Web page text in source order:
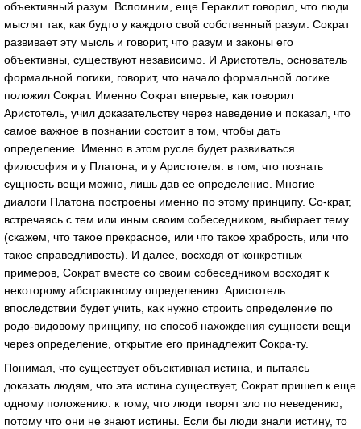
объективный разум. Вспомним, еще Гераклит говорил, что люди
мыслят так, как будто у каждого свой собственный разум. Сократ
развивает эту мысль и говорит, что разум и законы его
объективны, существуют независимо. И Аристотель, основатель
формальной логики, говорит, что начало формальной логике
положил Сократ. Именно Сократ впервые, как говорил
Аристотель, учил доказательству через наведение и показал, что
самое важное в познании состоит в том, чтобы дать
определение. Именно в этом русле будет развиваться
философия и у Платона, и у Аристотеля: в том, что познать
сущность вещи можно, лишь дав ее определение. Многие
диалоги Платона построены именно по этому принципу. Со-крат,
встречаясь с тем или иным своим собеседником, выбирает тему
(скажем, что такое прекрасное, или что такое храбрость, или что
такое справедливость). И далее, восходя от конкретных
примеров, Сократ вместе со своим собеседником восходят к
некоторому абстрактному определению. Аристотель
впоследствии будет учить, как нужно строить определение по
родо-видовому принципу, но способ нахождения сущности вещи
через определение, открытие его принадлежит Сокра-ту.
Понимая, что существует объективная истина, и пытаясь
доказать людям, что эта истина существует, Сократ пришел к еще
одному положению: к тому, что люди творят зло по неведению,
потому что они не знают истины. Если бы люди знали истину, то